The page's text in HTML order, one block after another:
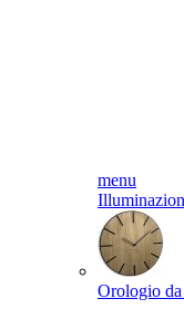
menu
Orologio da